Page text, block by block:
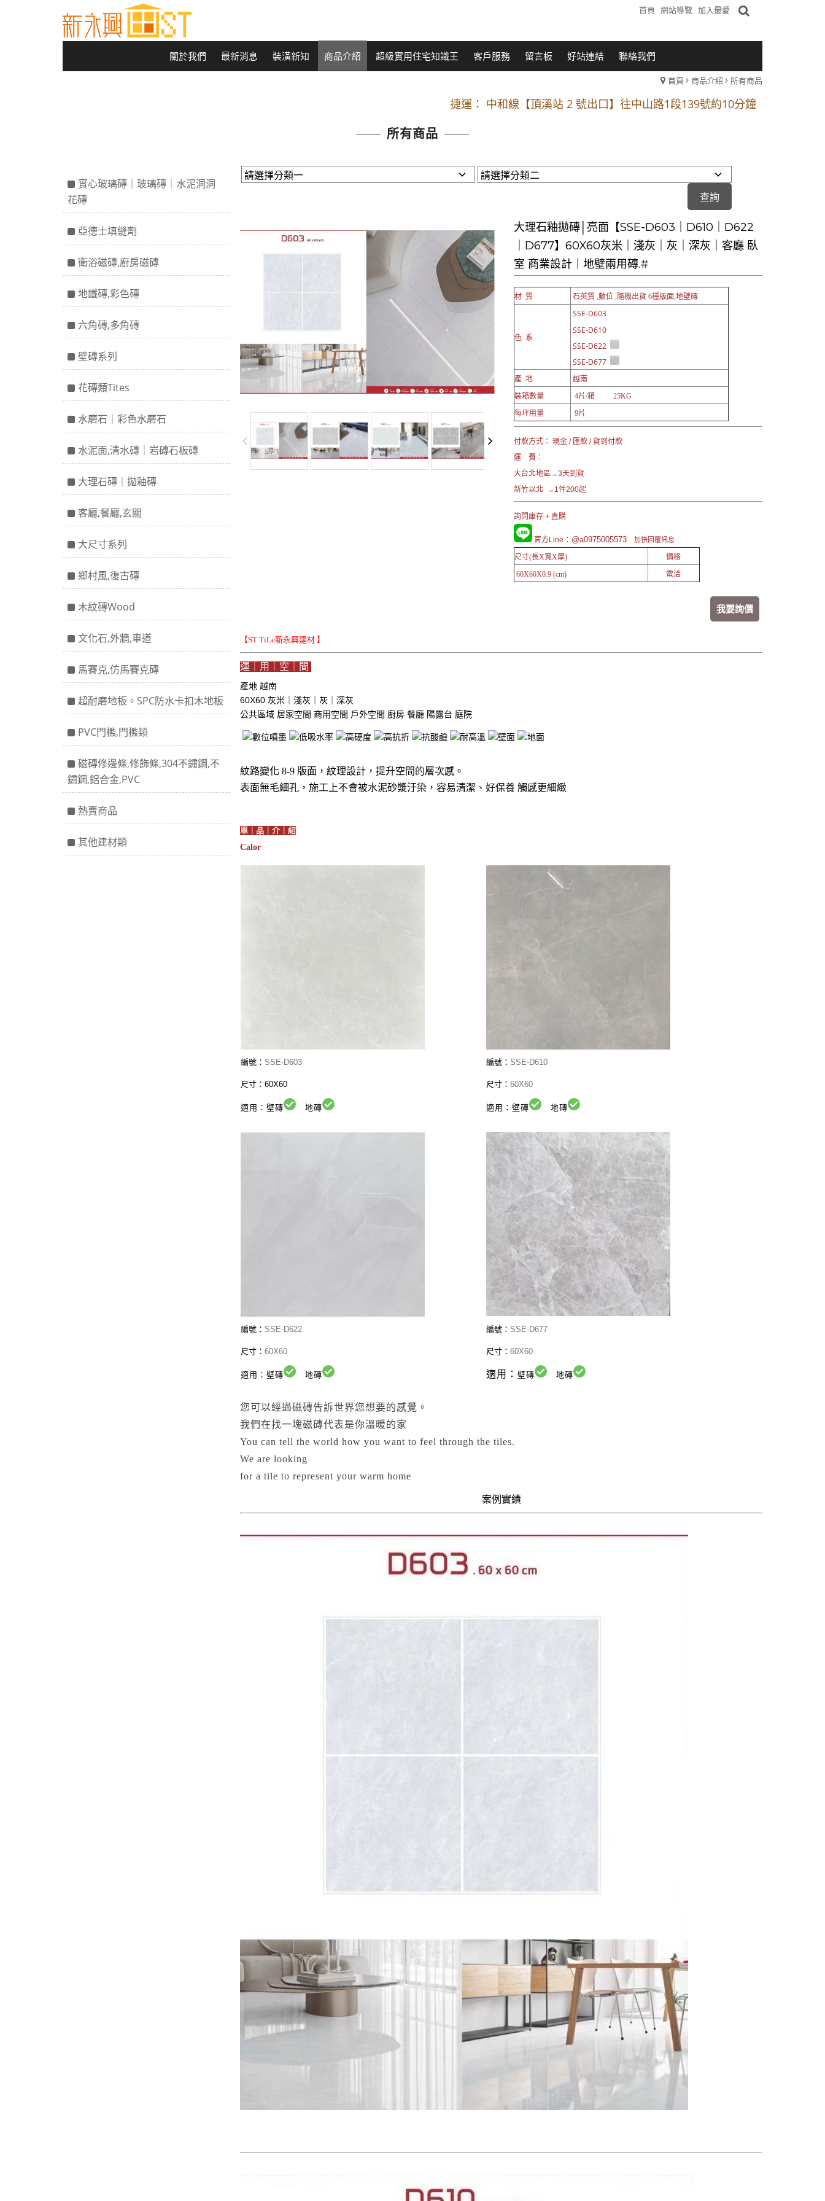
首頁 網站導覽 加入最愛
關於我們 最新消息 裝潢新知 商品介紹 超級實用住宅知識王 客戶服務 留言板 好站連結 聯絡我們
首頁 商品介紹 所有商品
開車：中山路1段 到永平路路口(樂華夜市口)門口可停車
捷運： 中和線【頂溪站 2 號出口】往中山路1段139號約10分鐘
原Line已滿 無法加Line好友 請親愛的客戶加入 LINE官方帳號@a0975005573
捷運： 中和線【頂溪站 2 號出口】往中山路1段139號約10分鐘
原Line已滿 無法加Line好友 請親愛的客戶加入 LINE官方帳號@a0975005573
所有商品
實心玻璃磚｜玻璃磚｜水泥洞洞
花磚
亞德士填縫劑
衛浴磁磚,廚房磁磚
地鐵磚,彩色磚
六角磚,多角磚
壁磚系列
花磚類Tites
水磨石｜彩色水磨石
水泥面,清水磚｜岩磚石板磚
大理石磚｜拋釉磚
客廳,餐廳,玄關
大尺寸系列
鄉村風,復古磚
木紋磚Wood
文化石,外牆,車道
馬賽克,仿馬賽克磚
超耐磨地板。SPC防水卡扣木地板
PVC門檻,門檻類
磁磚修邊條,修飾條,304不鏽鋼,不
鏽鋼,鋁合金,PVC
熱賣商品
其他建材類
大理石釉拋磚│亮面【SSE-D603｜D610｜D622
｜D677】60X60灰米｜淺灰｜灰｜深灰｜客廳 臥
室 商業設計｜地壁兩用磚.#
材 質 石英質 ,數位 ,隨機出貨 6種版面,地壁磚
色 系
SSE-D603
SSE-D610
SSE-D622
SSE-D677
產 地
越南
裝箱數量
4片/箱 25KG
每坪用量
9片
付款方式： 現金 / 匯款 / 貨到付款
運 費：
大台北地區→3天到貨
新竹以北 →1件200起
詢問庫存 + 直購
官方Line ：@a0975005573 加快回覆訊息
尺寸(長X寬X厚)
價格
60X60X0.9 (cm)
電洽
我要詢價
【ST TiLe新永興建材 】
運｜用｜空｜間
產地 越南
60X60 灰米｜淺灰｜灰｜深灰
公共區域 居家空間商用空間 戶外空間 廚房餐廳 陽露台 庭院
紋路變化 8-9 版面，紋理設計，提升空間的層次感。
表面無毛細孔，施工上不會被水泥砂漿汙染，容易清潔、好保養 觸感更細緻
單｜品｜介｜紹
Calor
編號： SSE-D603
尺寸：60X60
適用：壁磚 地磚
編號： SSE-D610
尺寸：60X60
適用：壁磚 地磚
編號： SSE-D622
尺寸：60X60
適用：壁磚 地磚
編號： SSE-D677
尺寸：60X60
適用：壁磚 地磚
您可以經過磁磚告訴世界您想要的感覺。
我們在找一塊磁磚代表是你溫暖的家
You can tell the world how you want to feel through the tiles.
We are looking
for a tile to represent your warm home
案例實績